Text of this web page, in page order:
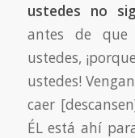
ustedes no
antes de que
ustedes,
ustedes!
caer
ÉL está ahí